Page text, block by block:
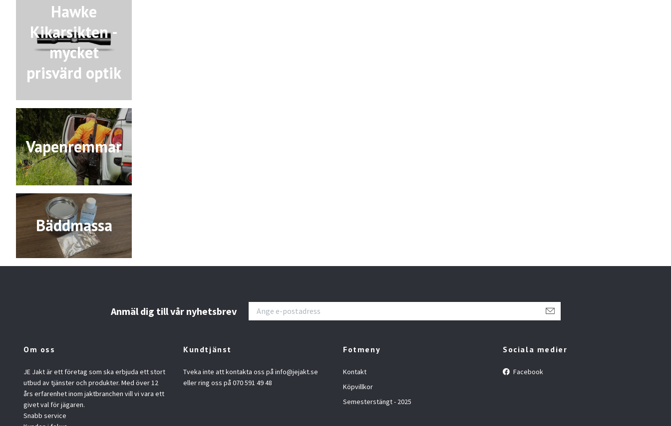
Hawke
Kikarsikten -
mycket
prisvärd optik
Vapenremmar
Bäddmassa
Anmäl dig till vår nyhetsbrev
Om oss
JE Jakt är ett företag som ska erbjuda ett stort
utbud av tjänster och produkter. Med över 12
års erfarenhet inom jaktbranchen vill vi vara ett
givet val för jägaren.
Snabb service
Kundtjänst
Tveka inte att kontakta oss på info@jejakt.se
eller ring oss på 070 591 49 48
Fotmeny
Kontakt
Köpvillkor
Semesterstängt - 2025
Sociala medier
Facebook